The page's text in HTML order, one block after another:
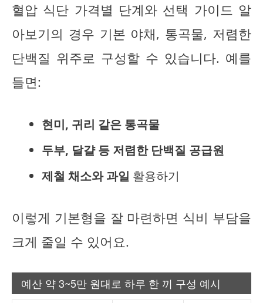
혈압 식단 가격별 단계와 선택 가이드 알
아보기의 경우 기본 야채, 통곡물, 저렴한
단백질 위주로 구성할 수 있습니다. 예를
들면:
현미, 귀리 같은 통곡물
두부, 달걀 등 저렴한 단백질 공급원
제철 채소와 과일 활용하기
이렇게 기본형을 잘 마련하면 식비 부담을
크게 줄일 수 있어요.
예산 약 3~5만 원대로 하루 한 끼 구성 예시